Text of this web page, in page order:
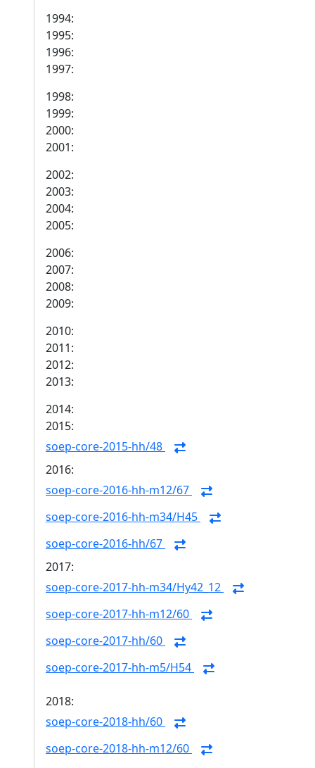
1994:
1995:
1996:
1997:
1998:
1999:
2000:
2001:
2002:
2003:
2004:
2005:
2006:
2007:
2008:
2009:
2010:
2011:
2012:
2013:
2014:
2015:
soep-core-2015-hh/48
2016:
soep-core-2016-hh-m12/67
soep-core-2016-hh-m34/H45
soep-core-2016-hh/67
2017:
soep-core-2017-hh-m34/Hy42_12
soep-core-2017-hh-m12/60
soep-core-2017-hh/60
soep-core-2017-hh-m5/H54
2018:
soep-core-2018-hh/60
soep-core-2018-hh-m12/60